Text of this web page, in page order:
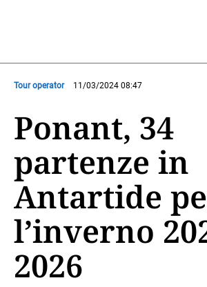
Tour operator 11/03/2024 08:47
Ponant, 34
partenze in
Antartide
l’inverno
2026